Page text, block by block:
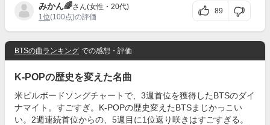
みかん🌈さん(女性・20代)
1位(100点)の評価
89
BTSの曲ランキング での感想・評価
K-POPの歴史を変えた名曲
米ビルボードソングチャートで、3週首位を獲得したBTSのダイ
ナマイト。すごすぎ。K-POPの歴史変えたBTSまじかっこい
い。2週連続首位からの、5週目に1位返り咲きはすごすぎる。